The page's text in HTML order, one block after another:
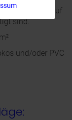
Angebot, das auf
sind.
und/oder PVC